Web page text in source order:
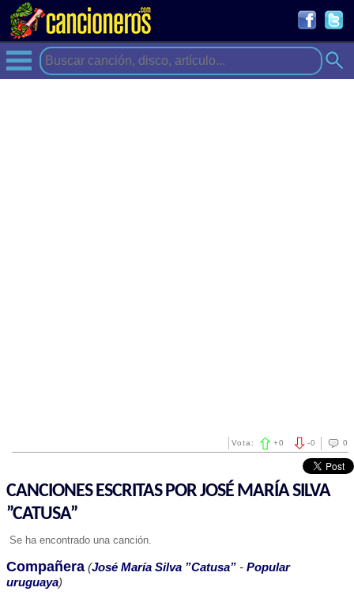
0
-0
Vota: +0
CANCIONES ESCRITAS POR JOSÉ MARÍA SILVA
”CATUSA”
Se ha encontrado una canción.
Compañera (José María Silva ”Catusa” - Popular
uruguaya)